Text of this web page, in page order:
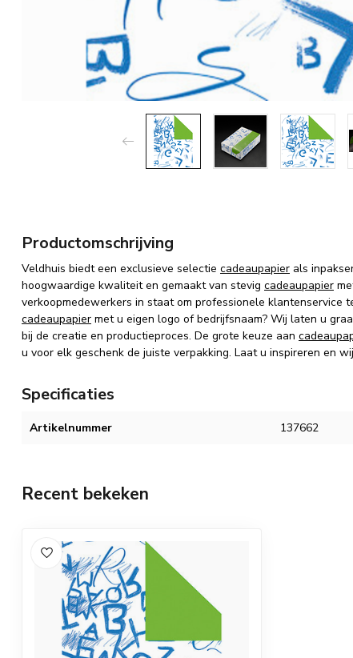
Productomschrijving
Veldhuis biedt een exclusieve selectie cadeaupapier als
hoogwaardige kwaliteit en gemaakt van stevig cadeaupapier
verkoopmedewerkers in staat om professionele klantenservice
cadeaupapier met u eigen logo of bedrijfsnaam? Wij laten u
bij de creatie en productieproces. De grote keuze aan
u voor elk geschenk de juiste verpakking. Laat u inspireren en
Specificaties
Artikelnummer 137662
Recent bekeken